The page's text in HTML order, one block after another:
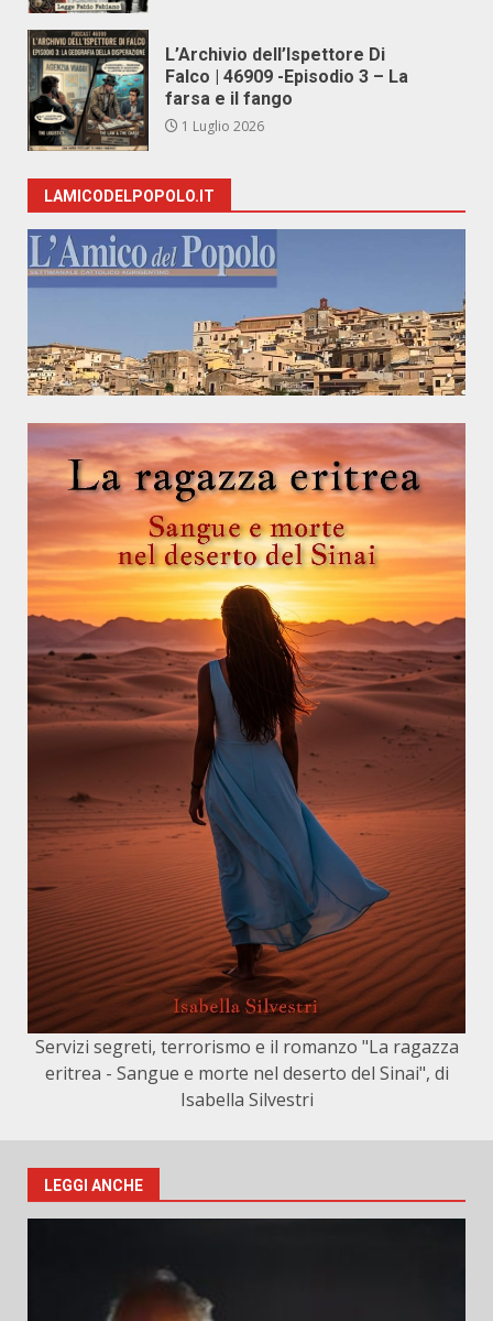
L’Archivio dell’Ispettore Di
Falco | 46909 -Episodio 3 – La
farsa e il fango
1 Luglio 2026
LAMICODELPOPOLO.IT
Servizi segreti, terrorismo e il romanzo "La ragazza
eritrea - Sangue e morte nel deserto del Sinai", di
Isabella Silvestri
LEGGI ANCHE